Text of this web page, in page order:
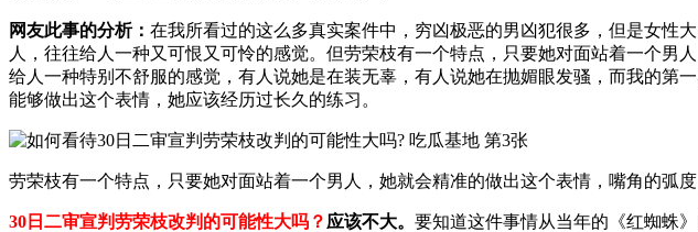
网友此事的分析： 在我所看过的这么多真实案件中，穷凶极恶的男凶犯很多，但是女性
人，往往给人一种又可恨又可怜的感觉。但劳荣枝有一个特点，只要她对面站着一个男
给人一种特别不舒服的感觉，有人说她是在装无辜，有人说她在抛媚眼发骚，而我的第
能够做出这个表情，她应该经历过长久的练习。
劳荣枝有一个特点，只要她对面站着一个男人，她就会精准的做出这个表情，嘴角的弧
30日二审宣判劳荣枝改判的可能性大吗？ 应该不大。 要知道这件事情从当年的《红蜘蛛